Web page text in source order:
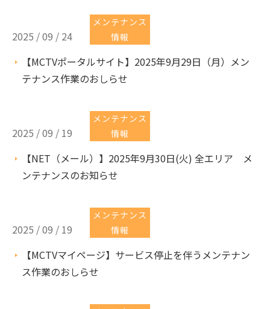
2025 / 09 / 24
メンテナンス
情報
【MCTVポータルサイト】2025年9月29日（月）メン
テナンス作業のおしらせ
2025 / 09 / 19
メンテナンス
情報
【NET（メール）】2025年9月30日(火) 全エリア メ
ンテナンスのお知らせ
2025 / 09 / 19
メンテナンス
情報
【MCTVマイページ】サービス停止を伴うメンテナン
ス作業のおしらせ